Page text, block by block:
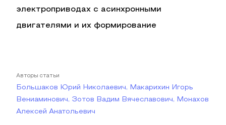
электроприводах с асинхронными
двигателями и их формирование
Авторы статьи
Большаков Юрий Николаевич, Макарихин Игорь
Вениаминович, Зотов Вадим Вячеславович, Монахов
Алексей Анатольевич